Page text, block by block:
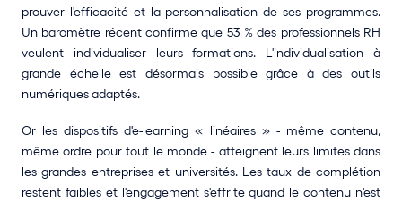
prouver l'efficacité et la personnalisation de ses programmes.
Un baromètre récent confirme que 53 % des professionnels RH
veulent individualiser leurs formations. L'individualisation à
grande échelle est désormais possible grâce à des outils
numériques adaptés.
Or les dispositifs d'e-learning « linéaires » - même contenu,
même ordre pour tout le monde - atteignent leurs limites dans
les grandes entreprises et universités. Les taux de complétion
restent faibles et l'engagement s'effrite quand le contenu n'est